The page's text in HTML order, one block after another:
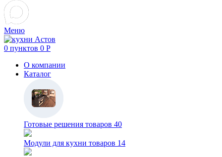
Меню
0 пунктов 0 Р
О компании
Каталог
Готовые решения товаров 40
Модули для кухни товаров 14